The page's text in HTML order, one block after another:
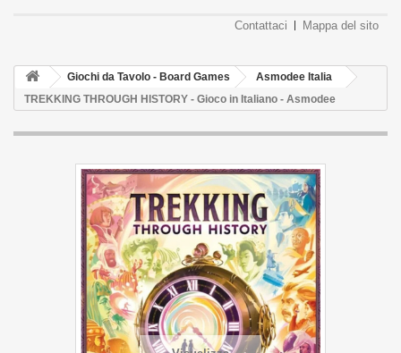
Contattaci Mappa del sito
Giochi da Tavolo - Board Games
Asmodee Italia
TREKKING THROUGH HISTORY - Gioco in Italiano - Asmodee